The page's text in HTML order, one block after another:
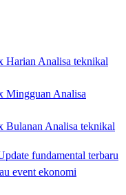
Harian Analisa teknikal
Mingguan Analisa
Bulanan Analisa teknikal
fundamental terbaru
event ekonomi